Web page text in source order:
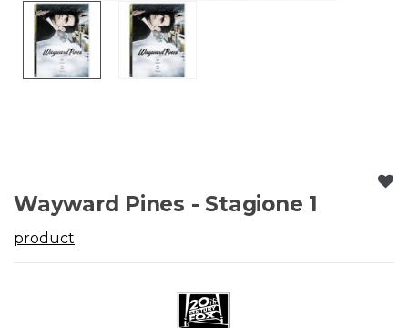
Wayward Pines - Stagione 1
product